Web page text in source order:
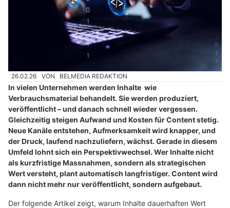
26.02.26 VON BELMEDIA REDAKTION
In vielen Unternehmen werden Inhalte wie
Verbrauchsmaterial behandelt. Sie werden produziert,
veröffentlicht – und danach schnell wieder vergessen.
Gleichzeitig steigen Aufwand und Kosten für Content stetig.
Neue Kanäle entstehen, Aufmerksamkeit wird knapper, und
der Druck, laufend nachzuliefern, wächst. Gerade in diesem
Umfeld lohnt sich ein Perspektivwechsel. Wer Inhalte nicht
als kurzfristige Massnahmen, sondern als strategischen
Wert versteht, plant automatisch langfristiger. Content wird
dann nicht mehr nur veröffentlicht, sondern aufgebaut.
Der folgende Artikel zeigt, warum Inhalte dauerhaften Wert